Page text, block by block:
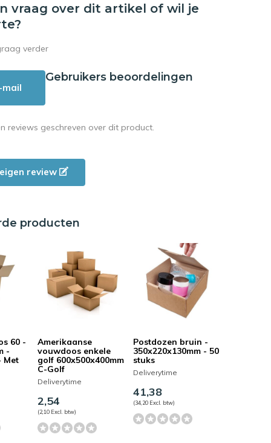
vraag over dit artikel of wil je
verder
mail
Gebruikers beoordelingen
reviews geschreven over dit product.
review
producten
60 -
-
Met
Amerikaanse
vouwdoos enkele
golf 600x500x400mm
C-Golf
Deliverytime
2,54
(2,10 Excl. btw)
Postdozen bruin -
350x220x130mm - 50
stuks
Deliverytime
41,38
(34,20 Excl. btw)